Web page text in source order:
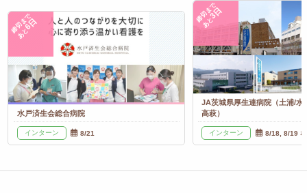
締切まで
あと
6日
水戸済生会総合病院
インターン 8/21
締切まで
あと
3日
JA茨城県厚生連病院（土浦/水
高萩）
インターン 8/18, 8/19